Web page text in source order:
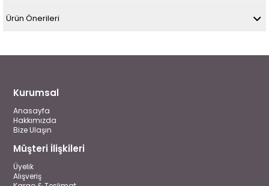
Ürün Önerileri
Kurumsal
Anasayfa
Hakkımızda
Bize Ulaşın
Müşteri İlişkileri
Üyelik
Alışveriş